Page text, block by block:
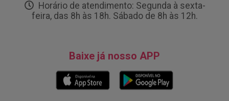
Horário de atendimento: Segunda à sexta-
feira, das 8h às 18h. Sábado de 8h às 12h.
Baixe já nosso APP